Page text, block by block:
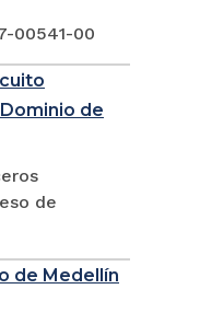
00541-00
de
de
de Medellín